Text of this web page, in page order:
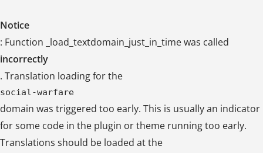
Notice
: Function _load_textdomain_just_in_time was called
incorrectly
. Translation loading for the
social-warfare
domain was triggered too early. This is usually an indicator
for some code in the plugin or theme running too early.
Translations should be loaded at the